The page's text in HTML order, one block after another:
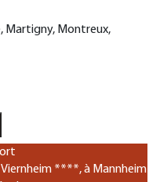
Martigny, Montreux,
Viernheim ****, à Mannheim